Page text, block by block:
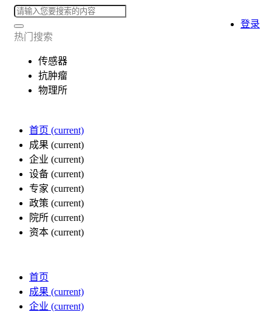
热门搜索
传感器
抗肿瘤
物理所
首页 (current)
成果 (current)
企业 (current)
设备 (current)
专家 (current)
政策 (current)
院所 (current)
资本 (current)
登录
首页
成果 (current)
企业 (current)